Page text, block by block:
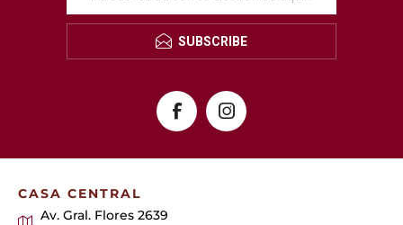
SUBSCRIBE
CASA CENTRAL
Av. Gral. Flores 2639